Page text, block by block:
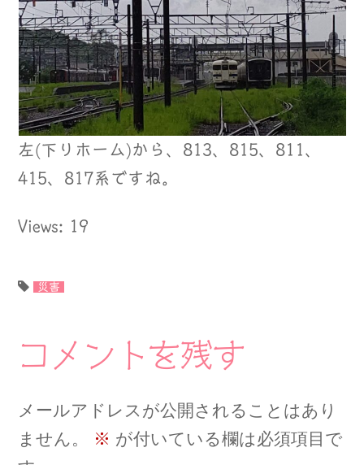
左(下りホーム)から、813、815、811、
415、817系ですね。
Views: 19
災害
コメントを残す
メールアドレスが公開されることはあり
ません。
※ が付いている欄は必須項目で